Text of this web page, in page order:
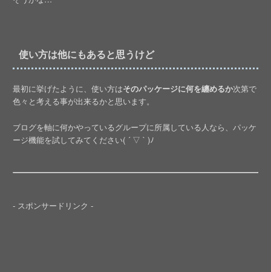
使い方は他にもあると思うけど
最初に挙げたように、使い方はそのパッケージに何を纏めるか次第で
色々と考える事が出来るかと思います。
ブログを軸に何かやっているグループに所属している人なら、パッケ
ージ機能を試してみてください( ´ ▽ ` )ﾉ
- スポンサードリンク -